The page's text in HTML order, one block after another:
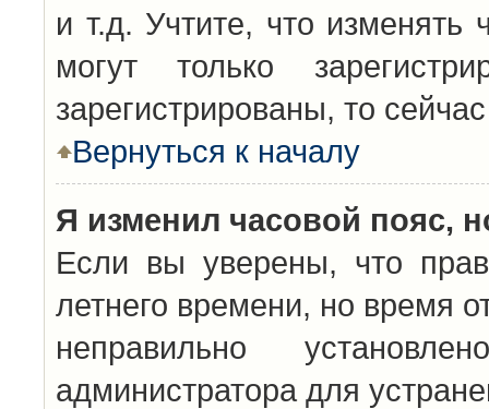
и т.д. Учтите, что изменять
могут только
зарегистрированы, то
Вернуться к началу
Я изменил часовой пояс,
Если вы уверены, что
летнего времени, но время
неправильно
администратора для